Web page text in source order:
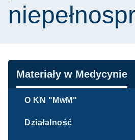
Nawigacja
Materiały w Medycynie
O KN "MwM"
Działalność